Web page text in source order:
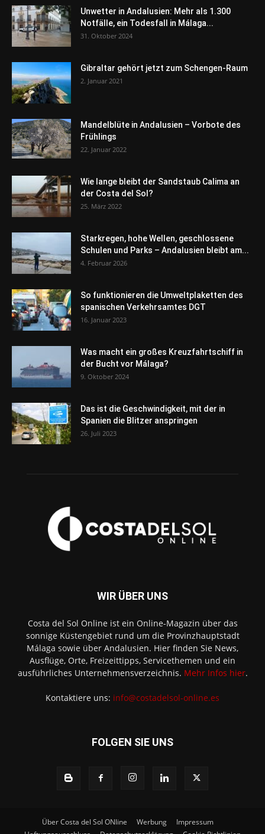
Unwetter in Andalusien: Mehr als 1.300
Notfälle, ein Todesfall in Málaga...
31. Oktober 2024
Gibraltar gehört jetzt zum Schengen-Raum
2. Januar 2021
Mandelblüte in Andalusien – Vorbote des
Frühlings
22. Januar 2022
Wie lange bleibt der Sandstaub Calima an
der Costa del Sol?
25. März 2022
Starkregen, hohe Wellen, geschlossene
Schulen und Parks – Andalusien bleibt am...
4. Februar 2026
So funktionieren die Umweltplaketten des
spanischen Verkehrsamtes DGT
16. Januar 2023
Was macht ein großes Kreuzfahrtschiff in
der Bucht vor Málaga?
9. Oktober 2024
Das ist die Geschwindigkeit, mit der in
Spanien die Blitzer anspringen
26. Juli 2023
WIR ÜBER UNS
Costa del Sol Online ist ein Online-Magazin über das
sonnige Küstengebiet rund um die Provinzhauptstadt
Málaga sowie über Andalusien. Hier finden Sie News,
Ausflüge, Orte, Freizeittipps, Servicethemen und ein
ausführliches Unternehmensverzeichnis. Mehr Infos hier.
Kontaktiere uns: info@costadelsol-online.es
FOLGEN SIE UNS
Über Costa del Sol ONline Werbung
Impressum